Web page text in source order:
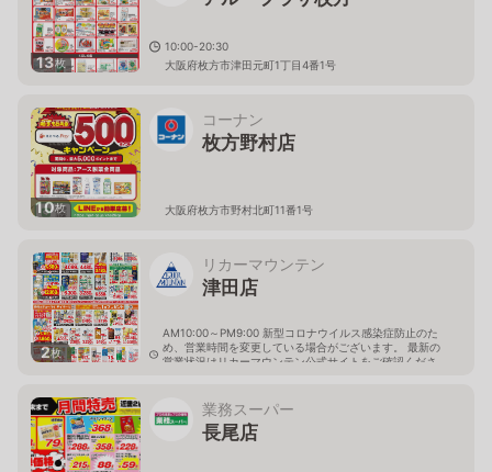
13枚
10:00-20:30
大阪府枚方市津田元町1丁目4番1号
10枚
コーナン
枚方野村店
大阪府枚方市野村北町11番1号
2枚
リカーマウンテン
津田店
AM10:00～PM9:00 新型コロナウイルス感染症防止のた
め、営業時間を変更している場合がございます。 最新の
営業状況はリカーマウンテン公式サイトをご確認くださ
業務スーパー
長尾店